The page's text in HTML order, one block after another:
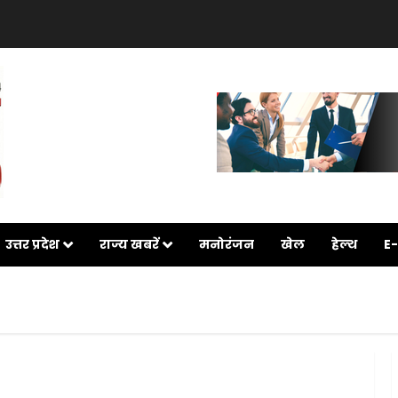
उत्तर प्रदेश राज्य खबरें मनोरंजन खेल हेल्थ